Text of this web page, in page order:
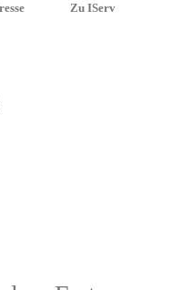
Zu IServ